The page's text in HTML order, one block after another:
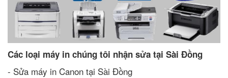
Các loại máy in chúng tôi nhận sửa tại Sài Đồng
- Sửa máy in Canon tại Sài Đồng